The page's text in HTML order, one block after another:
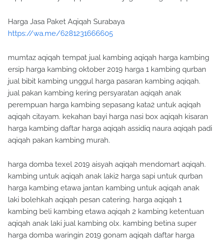
Harga Jasa Paket Aqiqah Surabaya
https://wa.me/6281231666605
mumtaz aqiqah tempat jual kambing aqiqah harga kambing
ersip harga kambing oktober 2019 harga 1 kambing qurban
jual bibit kambing unggul harga pasaran kambing aqiqah.
jual pakan kambing kering persyaratan aqiqah anak
perempuan harga kambing sepasang kata2 untuk aqiqah
aqiqah citayam. kekahan bayi harga nasi box aqiqah kisaran
harga kambing daftar harga aqiqah assidiq naura aqiqah padi
aqiqah pakan kambing murah.
harga domba texel 2019 aisyah aqiqah mendomart aqiqah.
kambing untuk aqiqah anak laki2 harga sapi untuk qurban
harga kambing etawa jantan kambing untuk aqiqah anak
laki bolehkah aqiqah pesan catering. harga aqiqah 1
kambing beli kambing etawa aqiqah 2 kambing ketentuan
aqiqah anak laki jual kambing olx. kambing betina super
harga domba waringin 2019 gonam aqiqah daftar harga